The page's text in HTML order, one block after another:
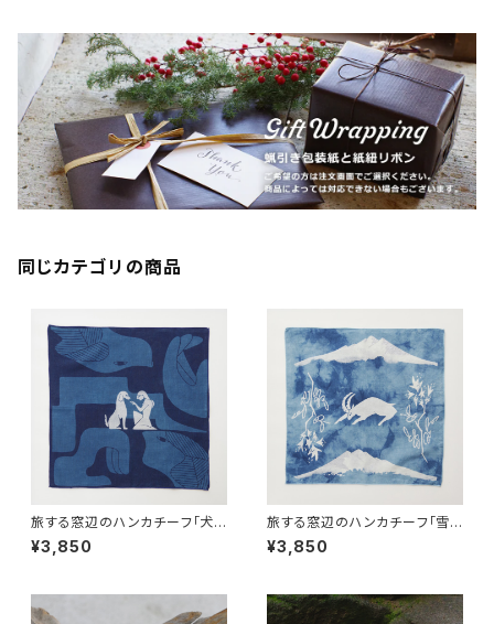
同じカテゴリの商品
旅する窓辺のハンカチーフ「犬た
ちへ」 藍染屋ほうね リネン10
0% 36cm角【静岡県産】【麻の
¥3,850
旅する窓辺のハンカチーフ「雪
山を生きるアイベックス」 藍染
屋ほうね リネン100% 36cm角
お誕生日】
¥3,850